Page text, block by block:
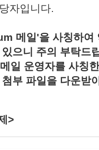
자입니다.
메일'을 사칭하여
으니 주의 부탁드
일 운영자를 사칭
부 파일을 다운받
>